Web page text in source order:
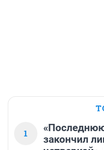
1
закончил